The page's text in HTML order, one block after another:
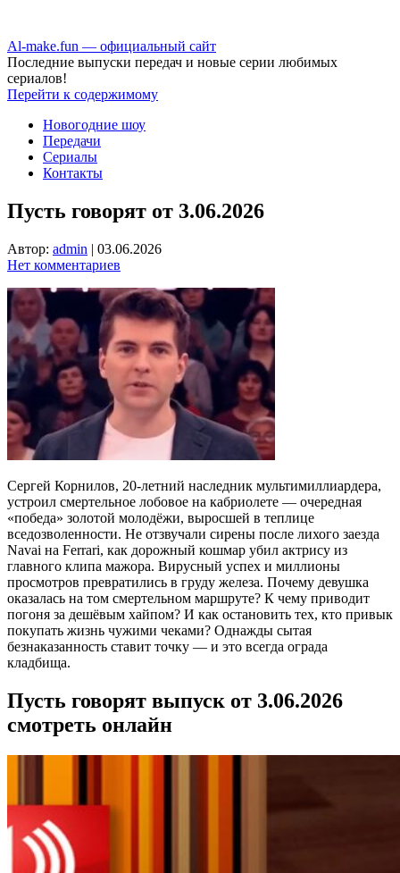
Аl-make.fun — официальный сайт
Последние выпуски передач и новые серии любимых
сериалов!
Перейти к содержимому
Новогодние шоу
Передачи
Сериалы
Контакты
Пусть говорят от 3.06.2026
Автор: admin | 03.06.2026
Нет комментариев
Сергей Корнилов, 20-летний наследник мультимиллиардера,
устроил смертельное лобовое на кабриолете — очередная
«победа» золотой молодёжи, выросшей в теплице
вседозволенности. Не отзвучали сирены после лихого заезда
Navai на Ferrari, как дорожный кошмар убил актрису из
главного клипа мажора. Вирусный успех и миллионы
просмотров превратились в груду железа. Почему девушка
оказалась на том смертельном маршруте? К чему приводит
погоня за дешёвым хайпом? И как остановить тех, кто привык
покупать жизнь чужими чеками? Однажды сытая
безнаказанность ставит точку — и это всегда ограда
кладбища.
Пусть говорят выпуск от 3.06.2026
смотреть онлайн